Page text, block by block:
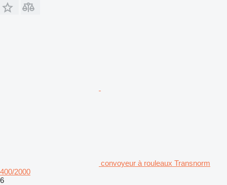
convoyeur à rouleaux Transnorm
400/2000
6